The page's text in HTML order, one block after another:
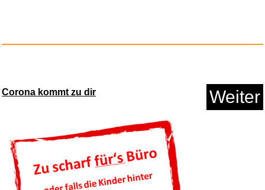
Jennifer 8 - BD...
Corona kommt zu dir Weiter